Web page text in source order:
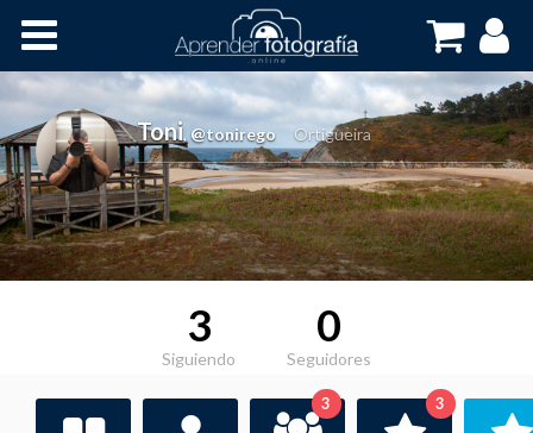
Cursos OnLine
Toni, @tonirego Ortigueira
3
Siguiendo
0
Seguidores
3 3